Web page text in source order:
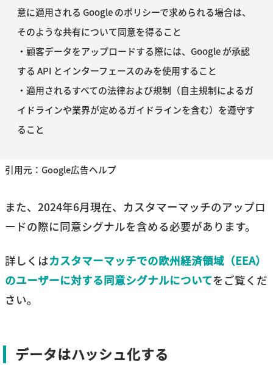
意に適用される Google のポリシーで求められる場合は、
そのような共有について同意を得ること
・顧客データをアップロードする際には、Google が承認
する API とインターフェースのみを使用すること
・適用されるすべての法律および規制（自主規制によるガ
イドラインや業界が定めるガイドラインを含む）を遵守す
ること
引用元：Google広告ヘルプ
また、2024年6月現在、カスタマーマッチのアップロ
ードの際に同意シグナルを含める必要があります。
詳しくはカスタマーマッチでの欧州経済領域（EEA）
のユーザーに対する同意シグナルについてをご覧くだ
さい。
データはハッシュ化する